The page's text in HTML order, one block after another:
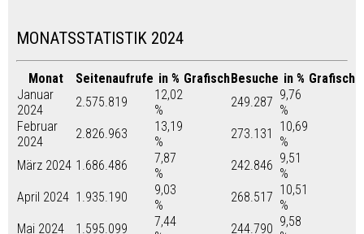
MONATSSTATISTIK 2024
Monat Seitenaufrufe in % GrafischBesuche in % Grafisch
Januar
2024
2.575.819
12,02
%
249.287 9,76
%
Februar
2024
2.826.963
13,19
%
273.131
10,69
%
März 2024 1.686.486
7,87
%
242.846 9,51
%
April 2024 1.935.190
9,03
%
268.517 10,51
%
Mai 2024
1.595.099
7,44
244.790 9,58